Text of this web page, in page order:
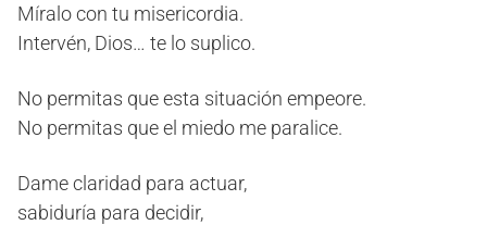
Míralo con tu misericordia.
Intervén, Dios… te lo suplico.
No permitas que esta situación empeore.
No permitas que el miedo me paralice.
Dame claridad para actuar,
sabiduría para decidir,